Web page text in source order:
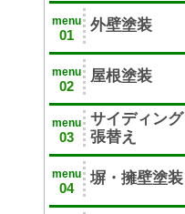
menu
01
外壁塗装
menu
02
屋根塗装
menu
03
サイディング
張替え
menu
04
塀・擁壁塗装